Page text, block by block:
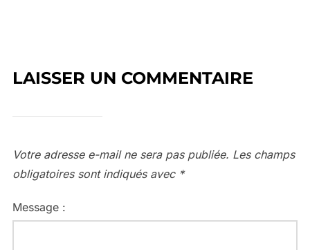
LAISSER UN COMMENTAIRE
Votre adresse e-mail ne sera pas publiée. Les champs
obligatoires sont indiqués avec *
Message :